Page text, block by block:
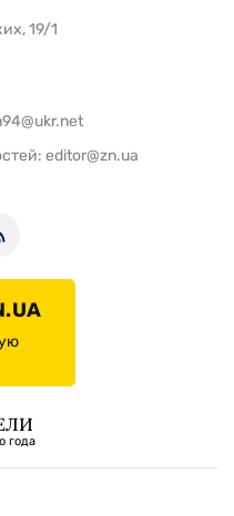
19/1
editor@zn.ua
года